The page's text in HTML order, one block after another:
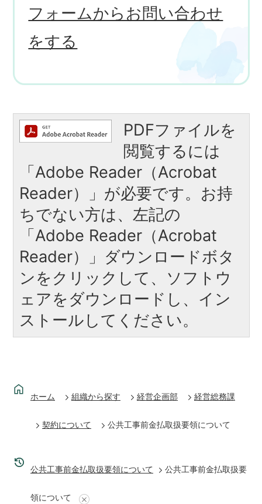
フォームからお問い合わせ
をする
PDFファイルを
閲覧するには
「Adobe Reader（Acrobat
Reader）」が必要です。お持
ちでない方は、左記の
「Adobe Reader（Acrobat
Reader）」ダウンロードボタ
ンをクリックして、ソフトウ
ェアをダウンロードし、イン
ストールしてください。
ホーム 組織から探す 経営企画部 経営総務課
契約について 公共工事前金払取扱要領について
公共工事前金払取扱要領について 公共工事前金払取扱要
領について